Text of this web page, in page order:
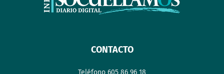
CONTACTO